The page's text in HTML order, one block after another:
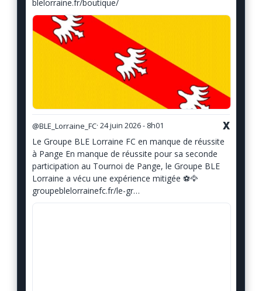
blelorraine.fr/boutique/
@BLE_Lorraine_FC· 24 juin 2026 - 8h01 X
Le Groupe BLE Lorraine FC en manque de réussite
à Pange En manque de réussite pour sa seconde
participation au Tournoi de Pange, le Groupe BLE
Lorraine a vécu une expérience mitigée ⚽️🦅
groupeblelorrainefc.fr/le-gr…